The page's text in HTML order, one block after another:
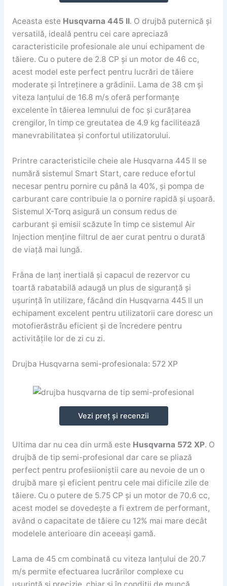
Aceasta este Husqvarna 445 II. O drujbă puternică și
versatilă, ideală pentru cei care apreciază
caracteristicile profesionale ale unui echipament de
tăiere. Cu o putere de 2.8 CP și un motor de 46 cc,
acest model este perfect pentru lucrări de tăiere
moderate și întreținere a grădinii. Lama de 38 cm și
viteza lanțului de 16.8 m/s oferă performanțe
excelente în tăierea lemnului de foc și curățarea
crengilor, în timp ce greutatea de 4.9 kg facilitează
manevrabilitatea și confortul utilizatorului.
Printre caracteristicile cheie ale Husqvarna 445 II se
numără sistemul Smart Start, care reduce efortul
necesar pentru pornire cu până la 40%, și pompa de
carburant care contribuie la o pornire rapidă și ușoară.
Sistemul X-Torq asigură un consum redus de
carburant și emisii scăzute în timp ce sistemul Air
Injection menține filtrul de aer curat pentru o durată
de viață mai lungă.
Frâna de lanț inertială și capacul de rezervor cu
toartă rabatabilă adaugă un plus de siguranță și
ușurință în utilizare, făcând din Husqvarna 445 II un
echipament excelent pentru utilizatorii care doresc un
motofierăstrău eficient și de încredere pentru
activitățile lor de zi cu zi.
Drujba Husqvarna semi-profesionala: 572 XP
Vezi preț și recenzii
Ultima dar nu cea din urmă este Husqvarna 572 XP. O
drujbă de tip semi-profesional dar care se pliază
perfect pentru profesiioniștii care au nevoie de un o
drujbă mare și eficient pentru cele mai dificile zile de
tăiere. Cu o putere de 5.75 CP și un motor de 70.6 cc,
acest model se dovedește a fi extrem de performant,
având o capacitate de tăiere cu 12% mai mare decât
modelele anterioare din aceeași gamă.
Lama de 45 cm combinată cu viteza lanțului de 20.7
m/s permite efectuarea lucrărilor complexe cu